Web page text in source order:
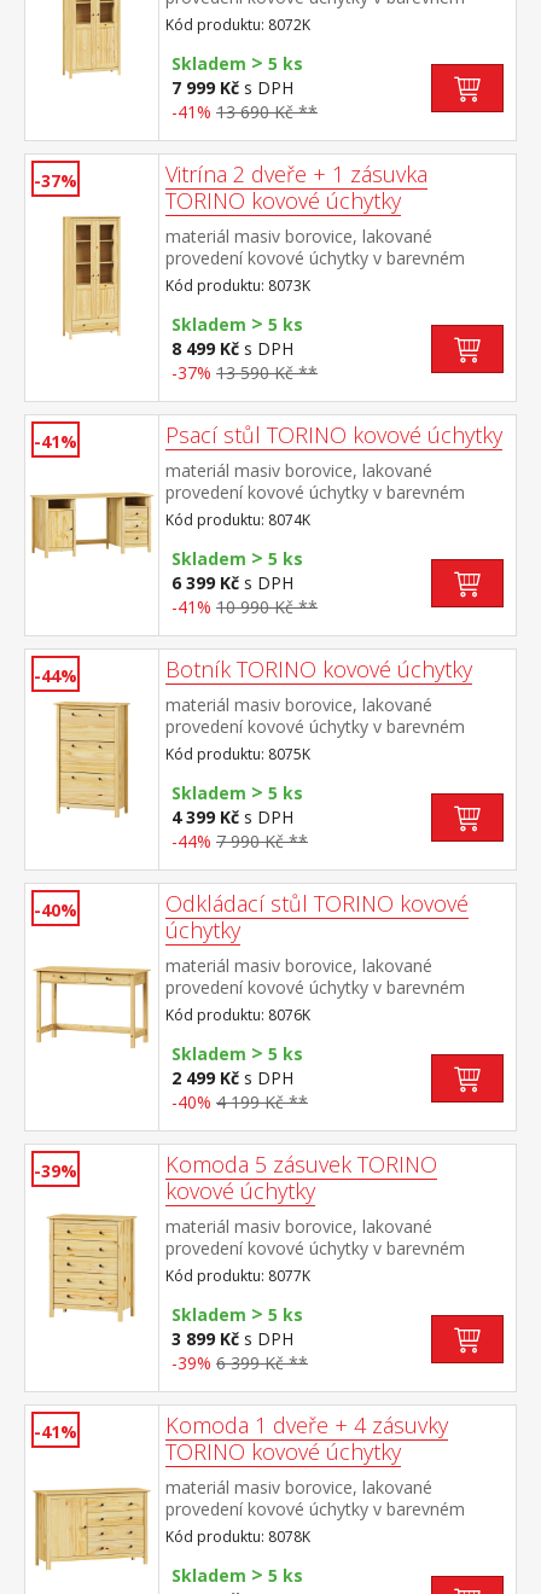
provedení černěná mosaz dvoje částečně
prosklené dveře, čtyři police
Kód produktu: 8072K
Skladem > 5 ks
7 999 Kč s DPH
-41% 13 690 Kč **
-37%
Vitrína 2 dveře + 1 zásuvka
TORINO kovové úchytky
materiál masiv borovice, lakované
provedení kovové úchytky v barevném
provedení černěná mosaz dvoje částečně
prosklené dveře, tři police jedna zásuvka s
kovovými pojezdy
Kód produktu: 8073K
Skladem > 5 ks
8 499 Kč s DPH
-37% 13 590 Kč **
-41% Psací stůl TORINO kovové úchytky
materiál masiv borovice, lakované
provedení kovové úchytky v barevném
provedení černěná mosaz 2 otevřené
police, 1 dvířka a 3 zásuvky s kovovými
pojezdy výsuv není součástí dodávky ke
stolu je možno dokoupit výsuvnou desku
na klávesnici 8840
Kód produktu: 8074K
Skladem > 5 ks
6 399 Kč s DPH
-41% 10 990 Kč **
-44% Botník TORINO kovové úchytky
materiál masiv borovice, lakované
provedení kovové úchytky v barevném
provedení černěná mosaz 3 dvouřadé
výklopy
Kód produktu: 8075K
Skladem > 5 ks
4 399 Kč s DPH
-44% 7 990 Kč **
-40%
Odkládací stůl TORINO kovové
úchytky
materiál masiv borovice, lakované
provedení kovové úchytky v barevném
provedení černěná mosaz dvě zásuvky s
kovovými pojezdy
Kód produktu: 8076K
Skladem > 5 ks
2 499 Kč s DPH
-40% 4 199 Kč **
-39%
Komoda 5 zásuvek TORINO
kovové úchytky
materiál masiv borovice, lakované
provedení kovové úchytky v barevném
provedení černěná mosaz 5 zásuvek s
kovovými pojezdy
Kód produktu: 8077K
Skladem > 5 ks
3 899 Kč s DPH
-39% 6 399 Kč **
-41%
Komoda 1 dveře + 4 zásuvky
TORINO kovové úchytky
materiál masiv borovice, lakované
provedení kovové úchytky v barevném
provedení černěná mosaz 1 dvířka a 4
zásuvky s kovovými pojezdy
Kód produktu: 8078K
Skladem > 5 ks